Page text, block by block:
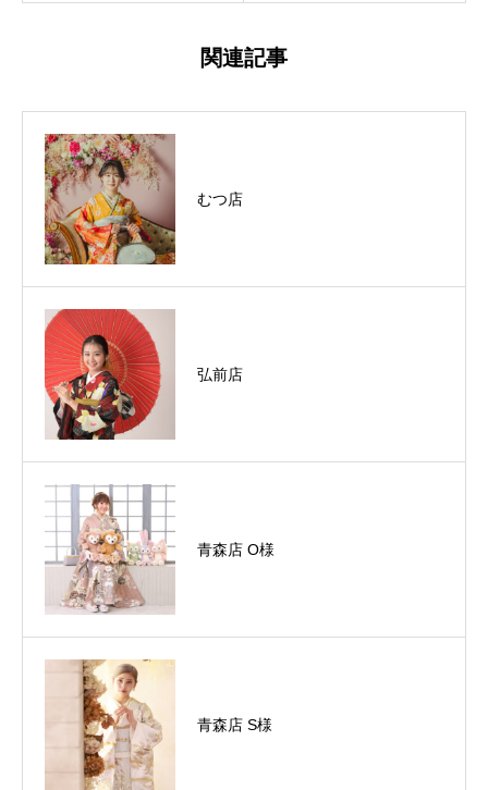
関連記事
むつ店
弘前店
青森店 O様
青森店 S様